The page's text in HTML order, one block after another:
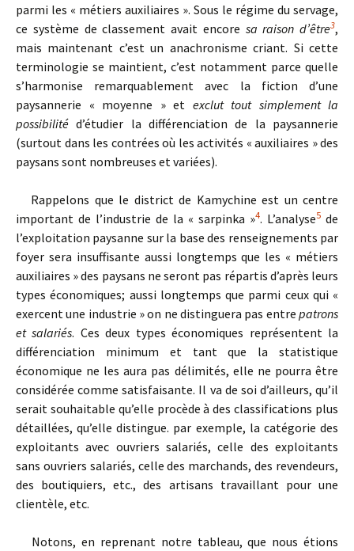
parmi les « métiers auxiliaires ». Sous le régime du servage,
ce système de classement avait encore sa raison d’être3,
mais maintenant c’est un anachronisme criant. Si cette
terminologie se maintient, c’est notamment parce quelle
s’harmonise remarquablement avec la fiction d’une
paysannerie « moyenne » et exclut tout simplement la
possibilité d’étudier la différenciation de la paysannerie
(surtout dans les contrées où les activités « auxiliaires » des
paysans sont nombreuses et variées).
Rappelons que le district de Kamychine est un centre
important de l’industrie de la « sarpinka »4. L’analyse5 de
l’exploitation paysanne sur la base des renseignements par
foyer sera insuffisante aussi longtemps que les « métiers
auxiliaires » des paysans ne seront pas répartis d’après leurs
types économiques; aussi longtemps que parmi ceux qui «
exercent une industrie » on ne distinguera pas entre patrons
et salariés. Ces deux types économiques représentent la
différenciation minimum et tant que la statistique
économique ne les aura pas délimités, elle ne pourra être
considérée comme satisfaisante. Il va de soi d’ailleurs, qu’il
serait souhaitable qu’elle procède à des classifications plus
détaillées, qu’elle distingue. par exemple, la catégorie des
exploitants avec ouvriers salariés, celle des exploitants
sans ouvriers salariés, celle des marchands, des revendeurs,
des boutiquiers, etc., des artisans travaillant pour une
clientèle, etc.
Notons, en reprenant notre tableau, que nous étions